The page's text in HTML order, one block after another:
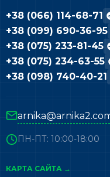
+38 (066) 114-68-71
+38 (099) 690-36-95
+38 (075) 233-81-45
+38 (075) 234-63-55
+38 (098) 740-40-21
ПН-ПТ: 10:00-18:00
КАРТА САЙТА →